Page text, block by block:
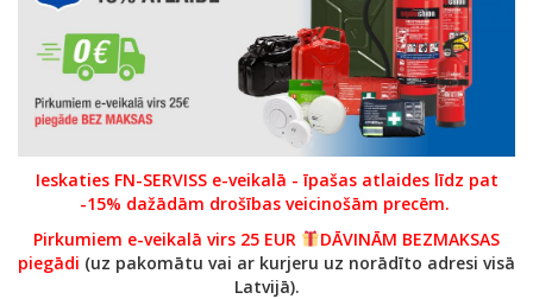
Ieskaties FN-SERVISS e-veikalā - īpašas atlaides līdz pat
Pirkumiem e-veikalā virs 25 EUR
DĀVINĀM BEZMAKSAS
(uz pakomātu vai ar kurjeru uz norādīto adresi visā